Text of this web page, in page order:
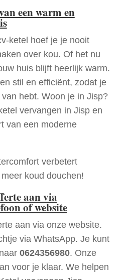
een warm en
ketel hoef je je nooit
over kou. Of het nu
huis blijft heerlijk warm.
stil en efficiënt, zodat je
hebt. Woon je in Jisp?
vervangen in Jisp en
van een moderne
verbetert
koud douchen!
aan via
of website
aan via onze website.
via WhatsApp. Je kunt
0624356980. Onze
voor je klaar. We helpen